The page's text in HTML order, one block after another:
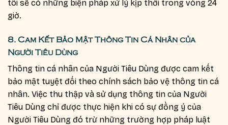
tôi sẽ có những biện pháp xử lý kịp thời trong vòng 24
giờ.
8. Cam Kết Bảo Mật Thông Tin Cá Nhân của
Người Tiêu Dùng
Thông tin cá nhân của Người Tiêu Dùng được cam kết
bảo mật tuyệt đối theo chính sách bảo vệ thông tin cá
nhân. Việc thu thập và sử dụng thông tin của Người
Tiêu Dùng chỉ được thực hiện khi có sự đồng ý của
Người Tiêu Dùng đó trừ những trường hợp pháp luật